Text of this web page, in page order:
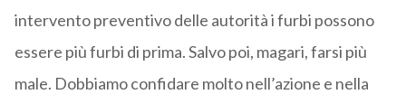
intervento preventivo delle autorità i furbi possono
essere più furbi di prima. Salvo poi, magari, farsi più
male. Dobbiamo confidare molto nell’azione e nella